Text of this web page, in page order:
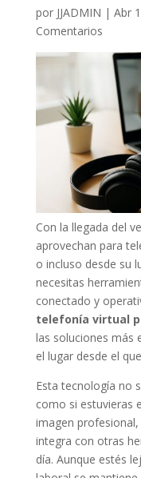
por JJADMIN | Abr
Comentarios
Con la llegada del
aprovechan para
o incluso desde su
necesitas
conectado y
telefonía virtual
las soluciones más
el lugar desde el
Esta tecnología no
como si estuvieras
imagen
integra con otras
día. Aunque estés